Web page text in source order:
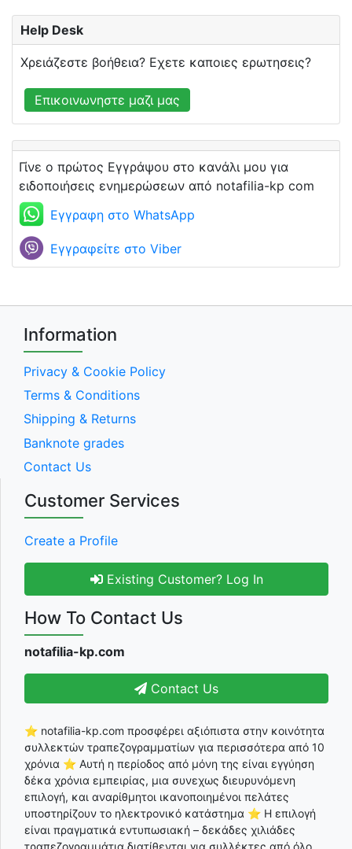
Help Desk
Χρειάζεστε βοήθεια? Εχετε καποιες ερωτησεις?
Επικοινωνηστε μαζι μας
Γίνε ο πρώτος Εγγράψου στο κανάλι μου για
ειδοποιήσεις ενημερώσεων από notafilia-kp com
Εγγραφη στο WhatsApp
Εγγραφείτε στο Viber
Information
Privacy & Cookie Policy
Terms & Conditions
Shipping & Returns
Banknote grades
Contact Us
Customer Services
Create a Profile
Existing Customer? Log In
How To Contact Us
notafilia-kp.com
Contact Us
⭐ notafilia-kp.com προσφέρει αξιόπιστα στην κοινότητα
συλλεκτών τραπεζογραμματίων για περισσότερα από 10
χρόνια ⭐ Αυτή η περίοδος από μόνη της είναι εγγύηση
δέκα χρόνια εμπειρίας, μια συνεχως διευρυνόμενη
επιλογή, και αναρίθμητοι ικανοποιημένοι πελάτες
υποστηρίζουν το ηλεκτρονικό κατάστημα ⭐ Η επιλογή
είναι πραγματικά εντυπωσιακή – δεκάδες χιλιάδες